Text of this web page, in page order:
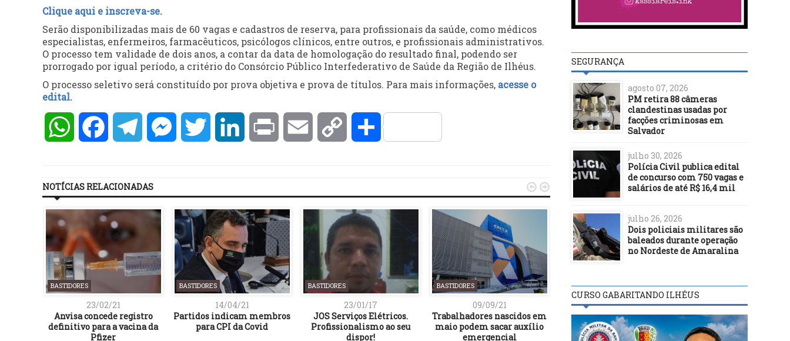
Clique aqui e inscreva-se.
Serão disponibilizadas mais de 60 vagas e cadastros de reserva, para profissionais da saúde, como médicos
especialistas, enfermeiros, farmacêuticos, psicólogos clínicos, entre outros, e profissionais administrativos.
O processo tem validade de dois anos, a contar da data de homologação do resultado final, podendo ser
prorrogado por igual período, a critério do Consórcio Público Interfederativo de Saúde da Região de Ilhéus.
O processo seletivo será constituído por prova objetiva e prova de títulos. Para mais informações, acesse o
edital.
WhatsAppFacebookTelegramMessengerTwitter LinkedInPrint Email Copy Compartilhar
NOTÍCIAS RELACIONADAS
BASTIDORES
23/02/21
Anvisa concede registro
definitivo para a vacina da
Pfizer
BASTIDORES
14/04/21
Partidos indicam membros
para CPI da Covid
BASTIDORES
23/01/17
JOS Serviços Elétricos.
Profissionalismo ao seu
dispor!
BASTIDORES
09/09/21
Trabalhadores nascidos em
maio podem sacar auxílio
emergencial
BASTIDORES
16/02/23
Ministro quer destinar
terras de grandes devedores
à reforma agrária
BASTIDORES
05/01/26
Prefeitura de Ilhéus
intensifica
sanitária na Central
 
SEGURANÇA
agosto 07, 2026
PM retira 88 câmeras
clandestinas usadas por
facções criminosas em
Salvador
julho 30, 2026
Polícia Civil publica edital
de concurso com 750 vagas e
salários de até R$ 16,4 mil
julho 26, 2026
Dois policiais militares são
baleados durante operação
no Nordeste de Amaralina
CURSO GABARITANDO ILHÉUS